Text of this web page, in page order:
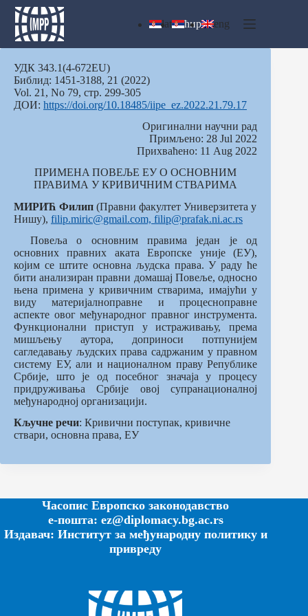
Skip
content
lat ћир eng
УДК 343.1(4-672EU)
Библид: 1451-3188, 21 (2022)
Vol. 21, No 79, стр. 299-305
ДОИ: https://doi.org/10.18485/iipe_ez.2022.21.79.17
Оригинални научни рад
Примљено: 28 Jul 2022
Прихваћено: 11 Aug 2022
ПРИМЕНA ПОВЕЉЕ ЕУ О ОСНОВНИМ
ПРАВИМА У КРИВИЧНИМ СТВАРИМА
МИРИЋ Филип (Правни факултет Универзитета у
Нишу), filip.miric@gmail.com, filip@prafak.ni.ac.rs
Повеља о основним правима један је од
основних правних аката Европске уније (ЕУ),
којим се штите основна људска права. У раду ће
бити анализиран правни домашај Повеље, односно
њена примена у кривичним стварима, имајући у
виду материјалноправне и процесноправне
аспекте овог међународног правног инструмента.
Функционални приступ у истраживању, према
мишљењу аутора, доприноси потпунијем
сагледавању људских права садржаним у правном
систему ЕУ, али и националном праву Републике
Србије, што је од посебног значаја у процесу
придруживања Србије овој супранационалној
међународној организацији.
Кључне речи: Кривични поступак, кривичне
ствари, основна права, ЕУ
Часопис Европско законодавство
е-пошта: ez@diplomacy.bg.ac.rs
Издавач: Институт за међународну политику и
привреду